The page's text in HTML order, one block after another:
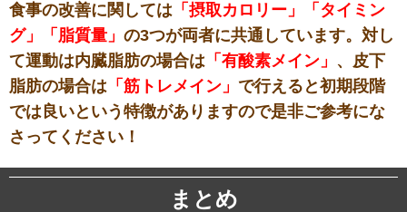
食事の改善に関しては 「摂取カロリー」「タイミン
グ」「脂質量」 の3つが両者に共通しています。対し
て運動は内臓脂肪の場合は 「有酸素メイン」 、皮下
脂肪の場合は 「筋トレメイン」 で行えると初期段階
では良いという特徴がありますので是非ご参考にな
さってください！
まとめ